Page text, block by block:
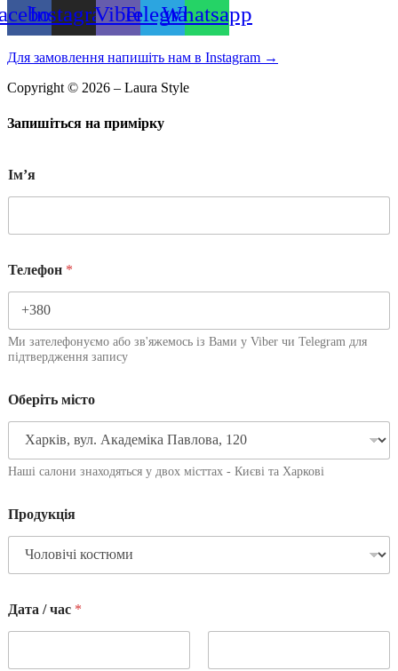
InstagramViberTelegramWhatsapp
Для замовлення напишіть нам в Instagram →
Copyright © 2026 – Laura Style
Запишіться на примірку
Імʼя
Телефон *
Ми зателефонуємо або зв'яжемось із Вами у Viber чи Telegram для
підтвердження запису
Оберіть місто
Наші салони знаходяться у двох місттах - Києві та Харкові
Продукція
Дата / час *